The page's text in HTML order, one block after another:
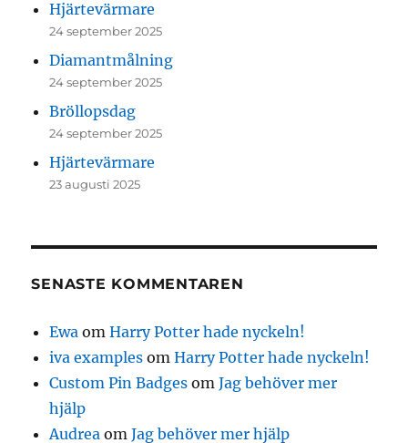
Hjärtevärmare
24 september 2025
Diamantmålning
24 september 2025
Bröllopsdag
24 september 2025
Hjärtevärmare
23 augusti 2025
SENASTE KOMMENTAREN
Ewa omHarry Potter hade nyckeln!
iva examples omHarry Potter hade nyckeln!
Custom Pin Badges omJag behöver mer
hjälp
Audrea omJag behöver mer hjälp